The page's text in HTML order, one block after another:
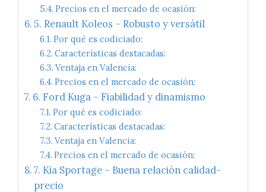
Precios en el mercado de ocasión:
5. Renault Koleos – Robusto y versátil
Por qué es codiciado:
Características destacadas:
Ventaja en Valencia:
Precios en el mercado de ocasión:
6. Ford Kuga – Fiabilidad y dinamismo
Por qué es codiciado:
Características destacadas:
Ventaja en Valencia:
Precios en el mercado de ocasión:
7. Kia Sportage – Buena relación calidad-
precio